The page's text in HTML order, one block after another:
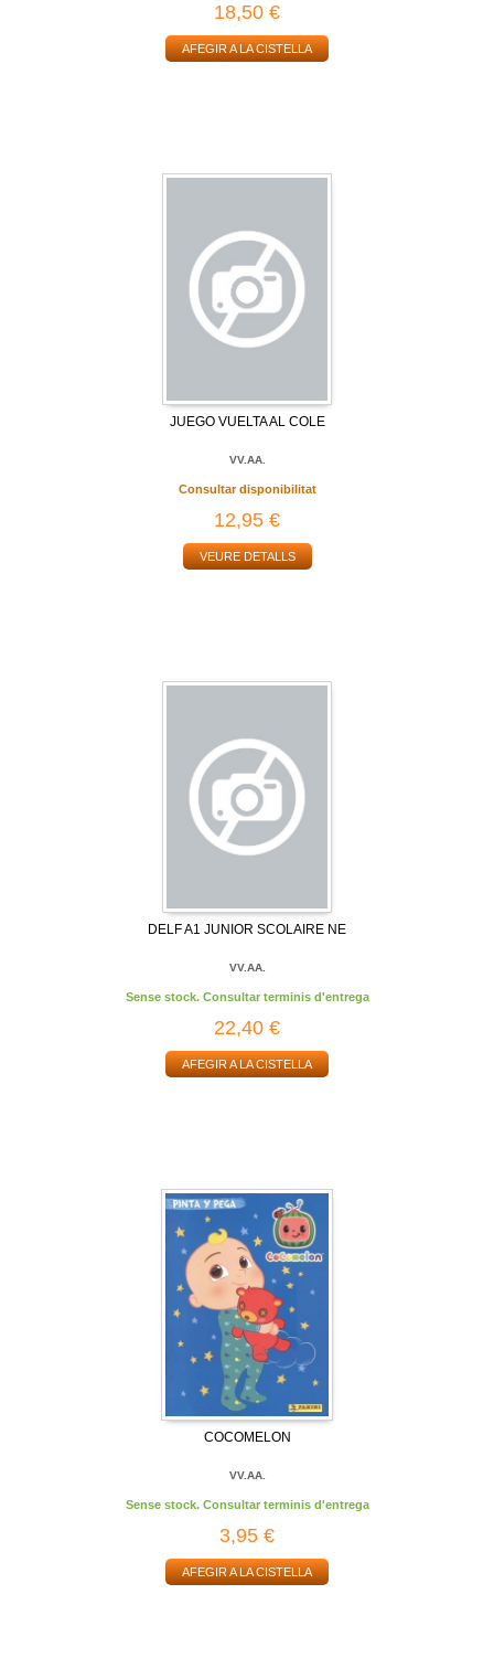
18,50 €
AFEGIR A LA CISTELLA
JUEGO VUELTA AL COLE
VV.AA.
Consultar disponibilitat
12,95 €
VEURE DETALLS
DELF A1 JUNIOR SCOLAIRE NE
VV.AA.
Sense stock. Consultar terminis d'entrega
22,40 €
AFEGIR A LA CISTELLA
COCOMELON
VV.AA.
Sense stock. Consultar terminis d'entrega
3,95 €
AFEGIR A LA CISTELLA